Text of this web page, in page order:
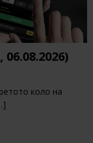
коло на